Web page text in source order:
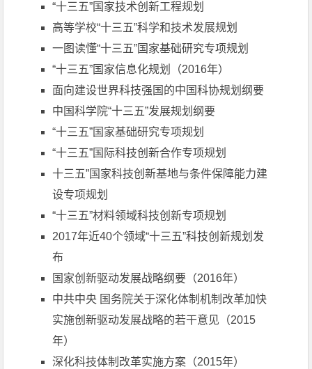
“十三五”国家技术创新工程规划
高等学校“十三五”科学和技术发展规划
一图读懂“十三五”国家基础研究专项规划
“十三五”国家信息化规划（2016年）
面向建设世界科技强国的中国科协规划纲要
中国科学院“十三五”发展规划纲要
“十三五”国家基础研究专项规划
“十三五”国际科技创新合作专项规划
十三五”国家科技创新基地与条件保障能力建
设专项规划
“十三五”材料领域科技创新专项规划
2017年近40个领域“十三五”科技创新规划发
布
国家创新驱动发展战略纲要（2016年）
中共中央 国务院关于深化体制机制改革加快
实施创新驱动发展战略的若干意见（2015
年）
深化科技体制改革实施方案（2015年）